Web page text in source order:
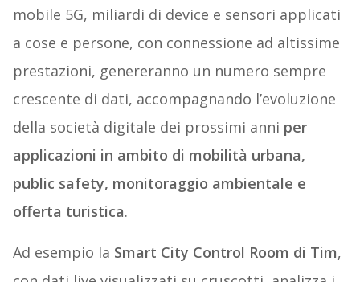
mobile 5G, miliardi di device e sensori applicati
a cose e persone, con connessione ad altissime
prestazioni, genereranno un numero sempre
crescente di dati, accompagnando l’evoluzione
della società digitale dei prossimi anni per
applicazioni in ambito di mobilità urbana,
public safety, monitoraggio ambientale e
offerta turistica.
Ad esempio la Smart City Control Room di Tim,